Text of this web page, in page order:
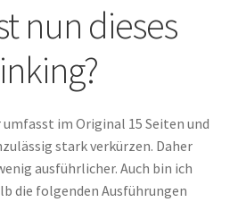
nun dieses
im Original 15 Seiten und
stark verkürzen. Daher
ausführlicher. Auch bin ich
die folgenden Ausführungen